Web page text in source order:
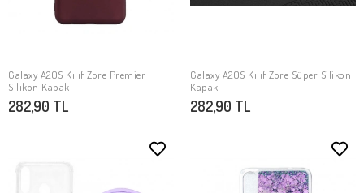
SEPETE EKLE
Galaxy A20S Kılıf Zore Premier
Silikon Kapak
282,90 TL
SEPETE EKLE
Galaxy A20S Kılıf Zore Süper Silikon
Kapak
282,90 TL